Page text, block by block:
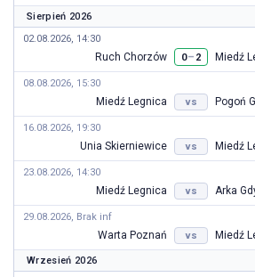
Sierpień 2026
02.08.2026, 14:30
Ruch Chorzów 0– 2 Miedź
08.08.2026, 15:30
Miedź Legnica vs Pogoń
16.08.2026, 19:30
Unia Skierniewice vs Miedź
23.08.2026, 14:30
Miedź Legnica vs Arka
29.08.2026, Brak inf
Warta Poznań vs Miedź
Wrzesień 2026